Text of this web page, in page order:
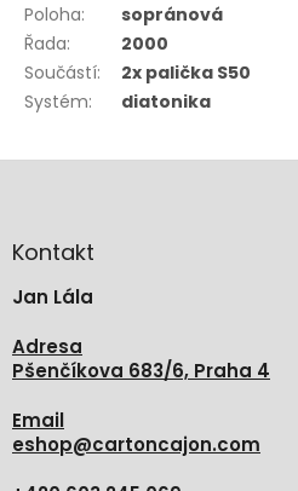
Poloha:
sopránová
Řada:
2000
Součástí:
2x palička S50
Systém: diatonika
aKontakt
Jan Lála
Adresa
Pšenčíkova 683/6, Praha 4
Email
eshop@cartoncajon.com